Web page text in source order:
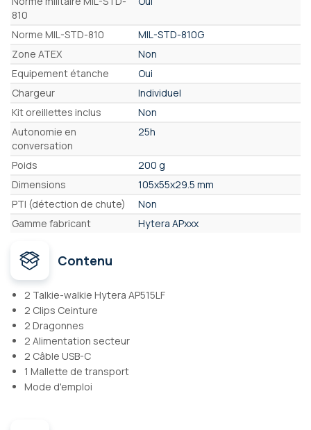
810
Norme MIL-STD-810
MIL-STD-810G
Zone ATEX
Non
Equipement étanche
Oui
Chargeur
Individuel
Kit oreillettes inclus
Non
Autonomie en
conversation
25h
Poids
200 g
Dimensions
105x55x29.5 mm
PTI (détection de chute)
Non
Gamme fabricant
Hytera APxxx
Contenu
2 Talkie-walkie Hytera AP515LF
2 Clips Ceinture
2 Dragonnes
2 Alimentation secteur
2 Câble USB-C
1 Mallette de transport
Mode d'emploi